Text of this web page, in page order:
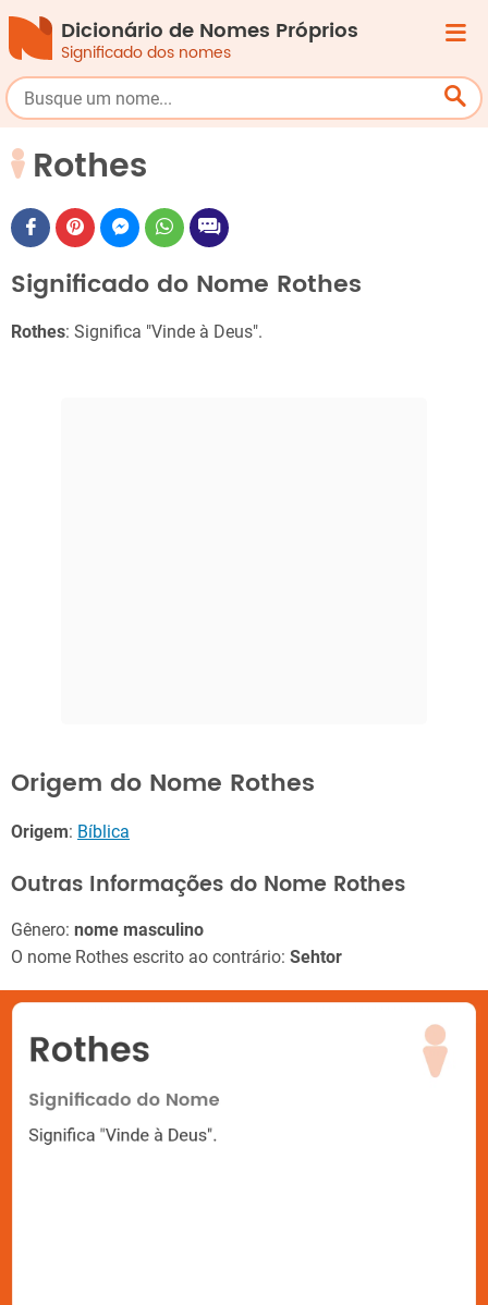
Dicionário de Nomes Próprios
Significado dos nomes
Rothes
Significado do Nome Rothes
Rothes: Significa "Vinde à Deus".
Origem do Nome Rothes
Origem: Bíblica
Outras Informações do Nome Rothes
Gênero: nome masculino
O nome Rothes escrito ao contrário: Sehtor